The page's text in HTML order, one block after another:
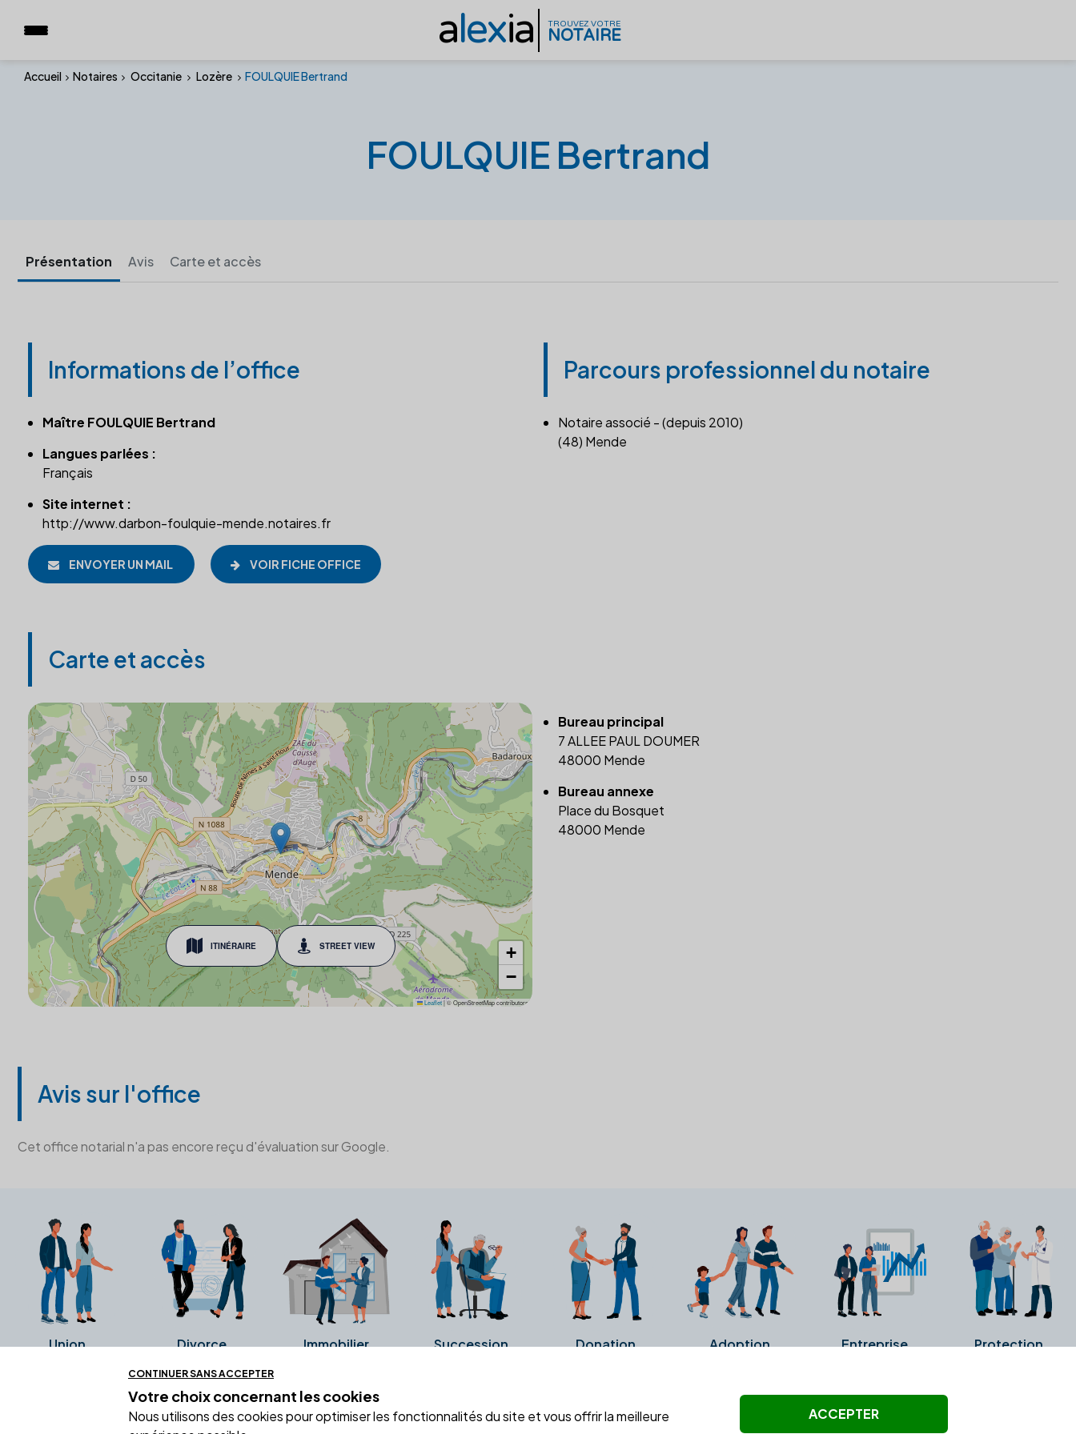
alexia TROUVEZ VOTRE
NOTAIRE
Accueil Notaires Occitanie Lozère FOULQUIE Bertrand
FOULQUIE Bertrand
Présentation Avis Carte et accès
Informations de l’office
Maître FOULQUIE Bertrand
Langues parlées :
Français
Site internet :
http://www.darbon-foulquie-mende.notaires.fr
ENVOYER UN MAIL VOIR FICHE OFFICE
Parcours professionnel du notaire
Notaire associé - (depuis 2010)
(48) Mende
Carte et accès
ITINÉRAIRE STREET VIEW
+
−
Leaflet |© OpenStreetMap contributors
Bureau principal
7 ALLEE PAUL DOUMER
48000 Mende
Bureau annexe
Place du Bosquet
48000 Mende
Avis sur l'office
Cet office notarial n'a pas encore reçu d'évaluation sur Google.
Union Divorce Immobilier Succession Donation Adoption Entreprise Protection
Ces avis proviennent directement de la fiche Google Business de l'office notarial. Ils n'ont ni été collectés ni été vérifiés par Alexia.fr.
CONTINUER SANS ACCEPTER
Votre choix concernant les cookies
Nous utilisons des cookies pour optimiser les fonctionnalités du site et vous offrir la meilleure
ACCEPTER